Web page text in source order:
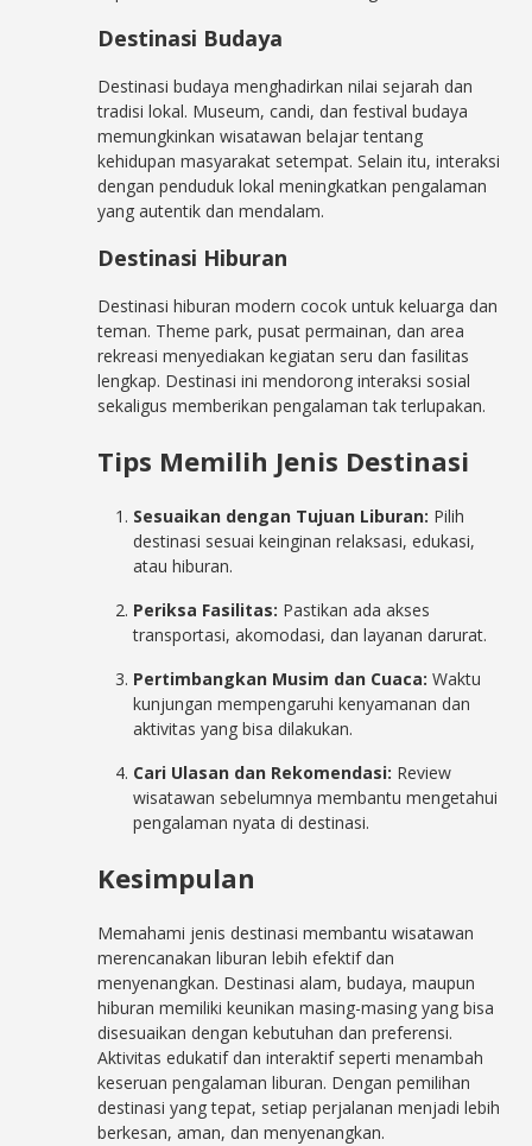
Destinasi Budaya
Destinasi budaya menghadirkan nilai sejarah dan
tradisi lokal. Museum, candi, dan festival budaya
memungkinkan wisatawan belajar tentang
kehidupan masyarakat setempat. Selain itu, interaksi
dengan penduduk lokal meningkatkan pengalaman
yang autentik dan mendalam.
Destinasi Hiburan
Destinasi hiburan modern cocok untuk keluarga dan
teman. Theme park, pusat permainan, dan area
rekreasi menyediakan kegiatan seru dan fasilitas
lengkap. Destinasi ini mendorong interaksi sosial
sekaligus memberikan pengalaman tak terlupakan.
Tips Memilih Jenis Destinasi
Sesuaikan dengan Tujuan Liburan: Pilih
destinasi sesuai keinginan relaksasi, edukasi,
atau hiburan.
Periksa Fasilitas: Pastikan ada akses
transportasi, akomodasi, dan layanan darurat.
Pertimbangkan Musim dan Cuaca: Waktu
kunjungan mempengaruhi kenyamanan dan
aktivitas yang bisa dilakukan.
Cari Ulasan dan Rekomendasi: Review
wisatawan sebelumnya membantu mengetahui
pengalaman nyata di destinasi.
Kesimpulan
Memahami jenis destinasi membantu wisatawan
merencanakan liburan lebih efektif dan
menyenangkan. Destinasi alam, budaya, maupun
hiburan memiliki keunikan masing-masing yang bisa
disesuaikan dengan kebutuhan dan preferensi.
Aktivitas edukatif dan interaktif seperti menambah
keseruan pengalaman liburan. Dengan pemilihan
destinasi yang tepat, setiap perjalanan menjadi lebih
berkesan, aman, dan menyenangkan.